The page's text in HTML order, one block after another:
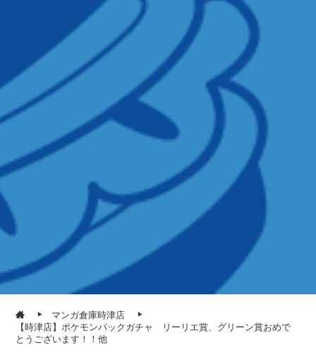
マンガ倉庫時津店
【時津店】ポケモンパックガチャ リーリエ賞、グリーン賞おめで
とうございます！！他